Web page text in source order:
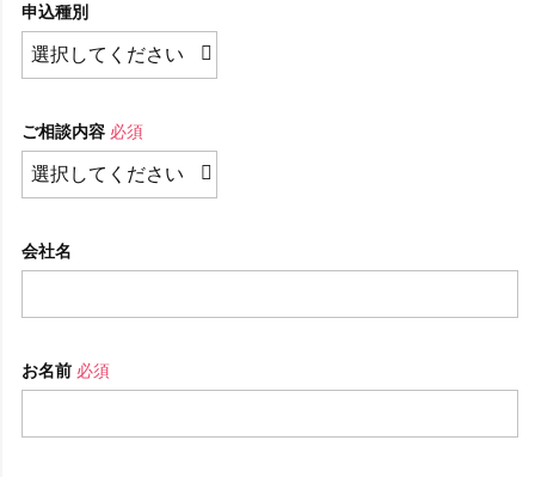
申込種別
ご相談内容 必須
会社名
お名前 必須